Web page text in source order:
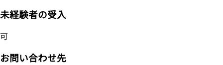
未経験者の受入
可
お問い合わせ先